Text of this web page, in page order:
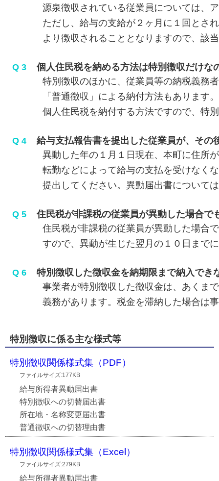
源泉徴収されている従業員については、アル
ただし、給与の支給が２ヶ月に１回とされ
より徴収されることとなりますので、該当
Q 3
個人住民税を納める方法は特別徴収だけな
特別徴収のほかに、従業員等の納税義務者
「普通徴収」による納付方法もあります。
個人住民税を納付する方法ですので、特別
Q 4
給与支払報告書を提出した従業員が、そ
異動した年の１月１日現在、本町に住所が
転勤などによって給与の支払を受けなくな
提出してください。異動届出書については
Q 5
住民税が非課税の従業員が異動した場合
住民税が非課税の従業員が異動した場合で
すので、異動が生じた翌月の１０日までに
Q 6
特別徴収した徴収金を納期限まで納入でき
事業者が特別徴収した徴収金は、あくまで
義務があります。税金を滞納した場合は事
特別徴収に係る主な様式等
特別徴収関係様式集（PDF）
ファイルサイズ:177KB
給与所得者異動届出書
特別徴収への切替届出書
所在地・名称変更届出書
普通徴収への切替理由書
特別徴収関係様式集（Excel）
ファイルサイズ:279KB
給与所得者異動届出書